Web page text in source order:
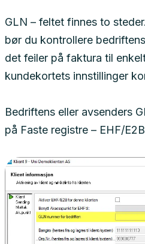
GLN – feltet finnes to
bør du kontrollere
det feiler på faktura til
kundekortets innstillinger
Bedriftens eller avsenders
på Faste registre – EHF/